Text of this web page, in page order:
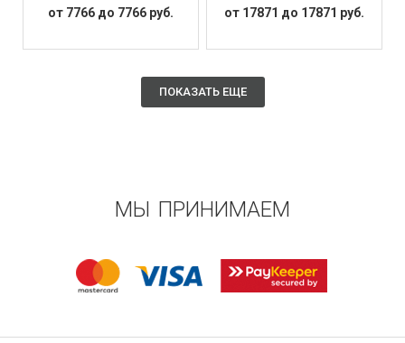
от 7766 до 7766 руб. от 17871 до 17871 руб.
ПОКАЗАТЬ ЕЩЕ
МЫ ПРИНИМАЕМ